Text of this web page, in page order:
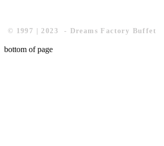
© 1997 | 2023 - Dreams Factory Buffet
bottom of page